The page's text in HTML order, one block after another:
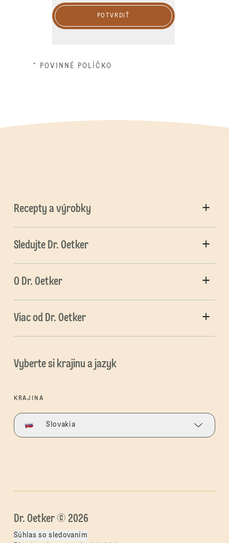
POTVRDIŤ
* POVINNÉ POLÍČKO
Recepty a výrobky
Sledujte Dr. Oetker
O Dr. Oetker
Viac od Dr. Oetker
Vyberte si krajinu a jazyk
KRAJINA
Slovakia
Dr. Oetker © 2026
Súhlas so sledovaním